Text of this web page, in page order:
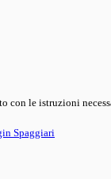
con le istruzioni
Spaggiari